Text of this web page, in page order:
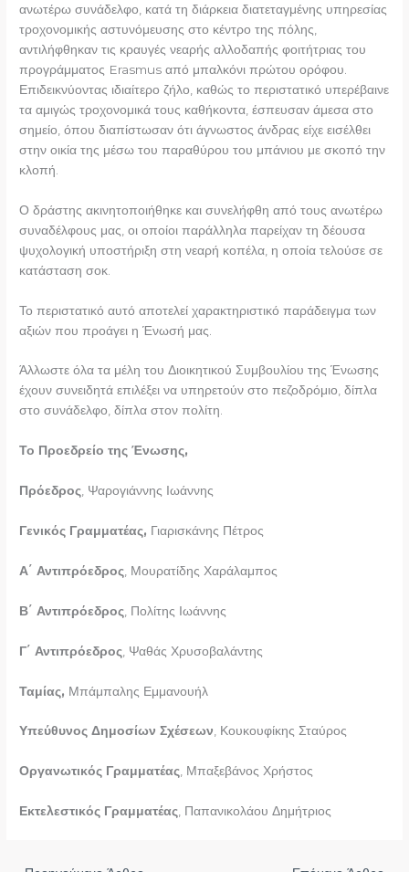
ανωτέρω συνάδελφο, κατά τη διάρκεια διατεταγμένης υπηρεσίας
τροχονομικής αστυνόμευσης στο κέντρο της πόλης,
αντιλήφθηκαν τις κραυγές νεαρής αλλοδαπής φοιτήτριας του
προγράμματος Erasmus από μπαλκόνι πρώτου ορόφου.
Επιδεικνύοντας ιδιαίτερο ζήλο, καθώς το περιστατικό υπερέβαινε
τα αμιγώς τροχονομικά τους καθήκοντα, έσπευσαν άμεσα στο
σημείο, όπου διαπίστωσαν ότι άγνωστος άνδρας είχε εισέλθει
στην οικία της μέσω του παραθύρου του μπάνιου με σκοπό την
κλοπή.
Ο δράστης ακινητοποιήθηκε και συνελήφθη από τους ανωτέρω
συναδέλφους μας, οι οποίοι παράλληλα παρείχαν τη δέουσα
ψυχολογική υποστήριξη στη νεαρή κοπέλα, η οποία τελούσε σε
κατάσταση σοκ.
Το περιστατικό αυτό αποτελεί χαρακτηριστικό παράδειγμα των
αξιών που προάγει η Ένωσή μας.
Άλλωστε όλα τα μέλη του Διοικητικού Συμβουλίου της Ένωσης
έχουν συνειδητά επιλέξει να υπηρετούν στο πεζοδρόμιο, δίπλα
στο συνάδελφο, δίπλα στον πολίτη.
Το Προεδρείο της Ένωσης,
Πρόεδρος , Ψαρογιάννης Ιωάννης
Γενικός Γραμματέας, Γιαρισκάνης Πέτρος
Α΄ Αντιπρόεδρος , Μουρατίδης Χαράλαμπος
Β΄ Αντιπρόεδρος , Πολίτης Ιωάννης
Γ΄ Αντιπρόεδρος , Ψαθάς Χρυσοβαλάντης
Ταμίας, Μπάμπαλης Εμμανουήλ
Υπεύθυνος Δημοσίων Σχέσεων, Κουκουφίκης Σταύρος
Οργανωτικός Γραμματέας, Μπαξεβάνος Χρήστος
Εκτελεστικός Γραμματέας , Παπανικολάου Δημήτριος